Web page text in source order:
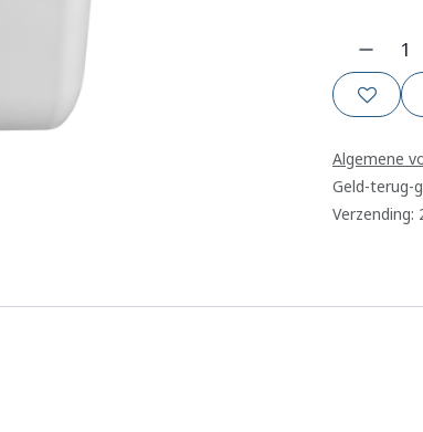
Algemene
Geld-terug-
Verzending: